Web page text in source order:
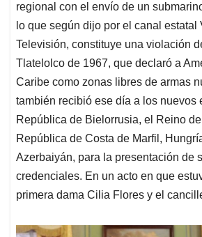
regional con el envío de un
lo que según dijo por el canal estatal
Televisión, constituye una violación
Tlatelolco de 1967, que declaró a
Caribe como zonas libres de armas
también recibió ese día a los nuevos
República de Bielorrusia, el Reino
República de Costa de Marfil,
Azerbaiyán, para la presentación de
credenciales. En un acto en que
primera dama Cilia Flores y el